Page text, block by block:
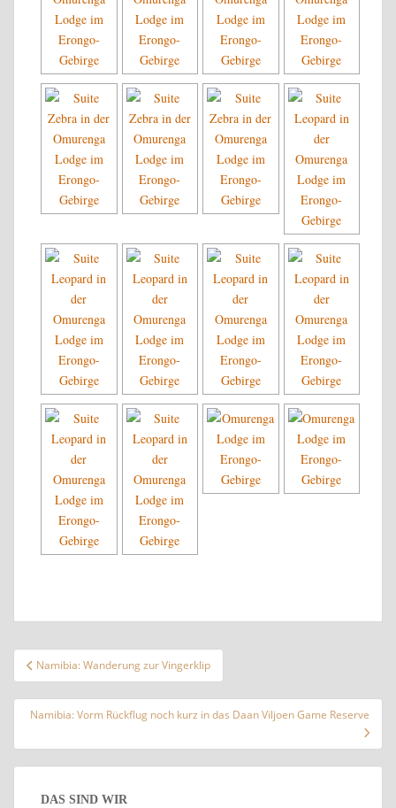
Beitragsnavigation
Namibia: Wanderung zur Vingerklip
Namibia: Vorm Rückflug noch kurz in das Daan Viljoen Game Reserve
DAS SIND WIR